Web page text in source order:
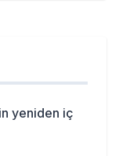
yeniden iç